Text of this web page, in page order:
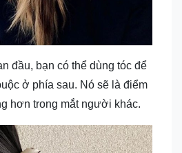
đầu, bạn có thể dùng tóc để
ở phía sau. Nó sẽ là điểm
hơn trong mắt người khác.